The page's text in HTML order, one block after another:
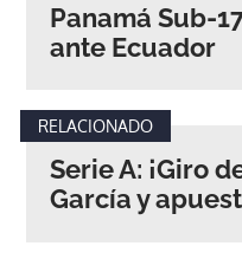
Panamá Sub-
ante Ecuador
RELACIONADO
Serie A: ¡Giro
García y